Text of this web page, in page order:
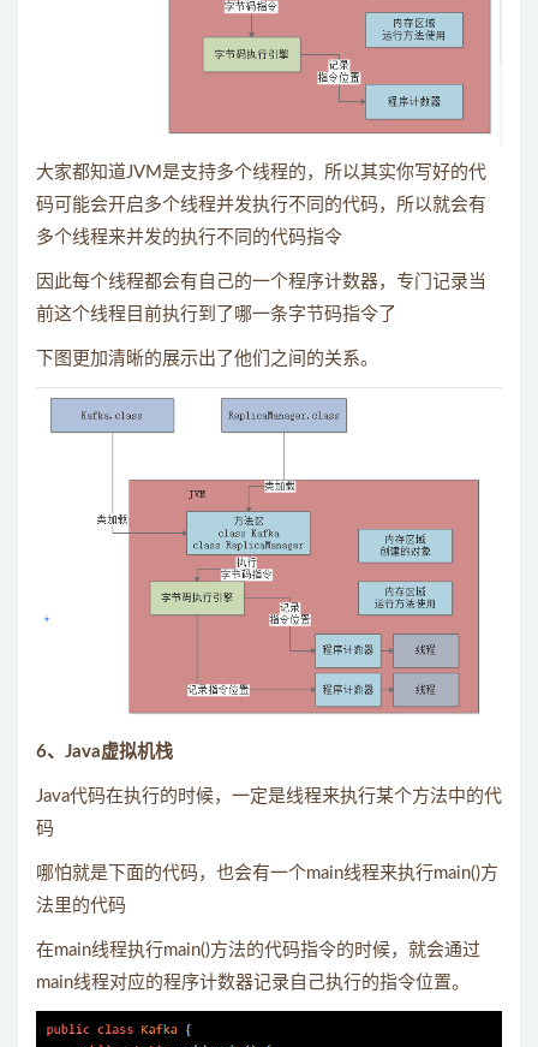
大家都知道JVM是支持多个线程的，所以其实你写好的代
码可能会开启多个线程并发执行不同的代码，所以就会有
多个线程来并发的执行不同的代码指令
因此每个线程都会有自己的一个程序计数器，专门记录当
前这个线程目前执行到了哪一条字节码指令了
下图更加清晰的展示出了他们之间的关系。
6、Java虚拟机栈
Java代码在执行的时候，一定是线程来执行某个方法中的代
码
哪怕就是下面的代码，也会有一个main线程来执行main()方
法里的代码
在main线程执行main()方法的代码指令的时候，就会通过
main线程对应的程序计数器记录自己执行的指令位置。